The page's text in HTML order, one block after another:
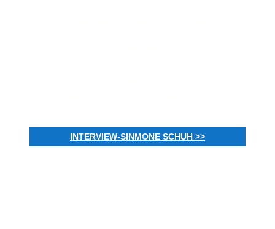
INTERVIEW-SINMONE SCHUH >>